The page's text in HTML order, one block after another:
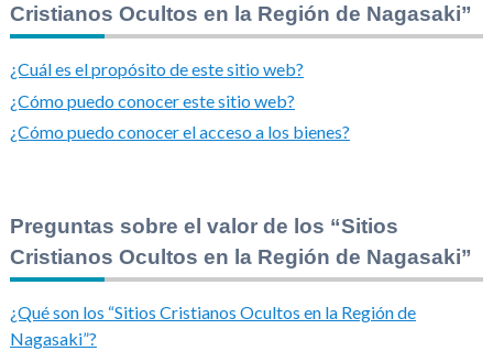
Cristianos Ocultos en la Región de Nagasaki”
¿Cuál es el propósito de este sitio web?
¿Cómo puedo conocer este sitio web?
¿Cómo puedo conocer el acceso a los bienes?
Preguntas sobre el valor de los “Sitios
Cristianos Ocultos en la Región de Nagasaki”
¿Qué son los “Sitios Cristianos Ocultos en la Región de
Nagasaki”?